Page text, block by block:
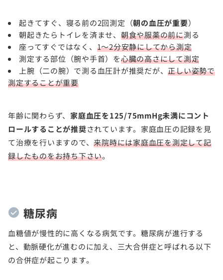
起きてすぐ、寝る前の2回測定（朝の血圧が重要）
朝起きたらトイレを済ませ、 朝食や服薬の前に測る
座ってすぐではなく、 1〜2分安静にしてから測定
測定する部位（腕や手首）を心臓の高さにして測定
上腕（二の腕）で測る血圧計が推奨だが、正しい姿勢で
測定することが重要
年齢に関わらず、 家庭血圧を125/75mmHg未満にコント
ロールすることが推奨されています。家庭血圧の記録を見
て治療を行いますので、来院時には家庭血圧を測定して記
録したものをお持ち下さい。
糖尿病
血糖値が慢性的に高くなる病気です。糖尿病が進行する
と、動脈硬化が進むのに加え、三大合併症と呼ばれる以下
の合併症が起こります。